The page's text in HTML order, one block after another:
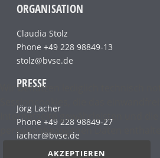
ORGANISATION
Claudia Stolz
Phone +49 228 98849-13
stolz@bvse.de
PRESSE
Jörg Lacher
Phone +49 228 98849-27
lacher@bvse.de
Wir benutzen lediglich technisch
Internetseite gewährleisten und die
personenbezogenen Daten
AKZEPTIEREN